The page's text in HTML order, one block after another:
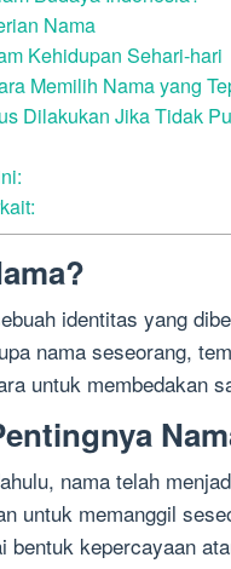
Nama
Kehidupan Sehari-hari
Memilih Nama yang
Dilakukan Jika Tidak
identitas yang
nama seseorang,
untuk membedakan
nama telah
untuk memanggil
bentuk kepercayaan